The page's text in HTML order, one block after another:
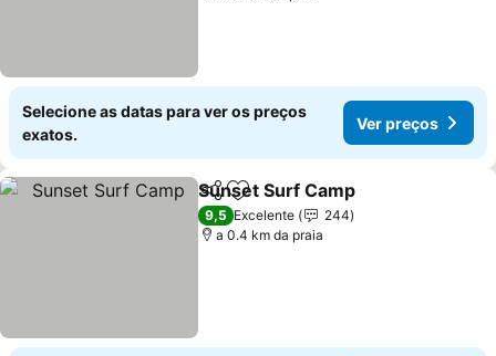
Selecione as datas para ver os preços
exatos.
Ver preços
PartilharAdicionar aos favoritos
Sunset Surf Camp
9,5 Excelente
244
a 0.4 km da praia